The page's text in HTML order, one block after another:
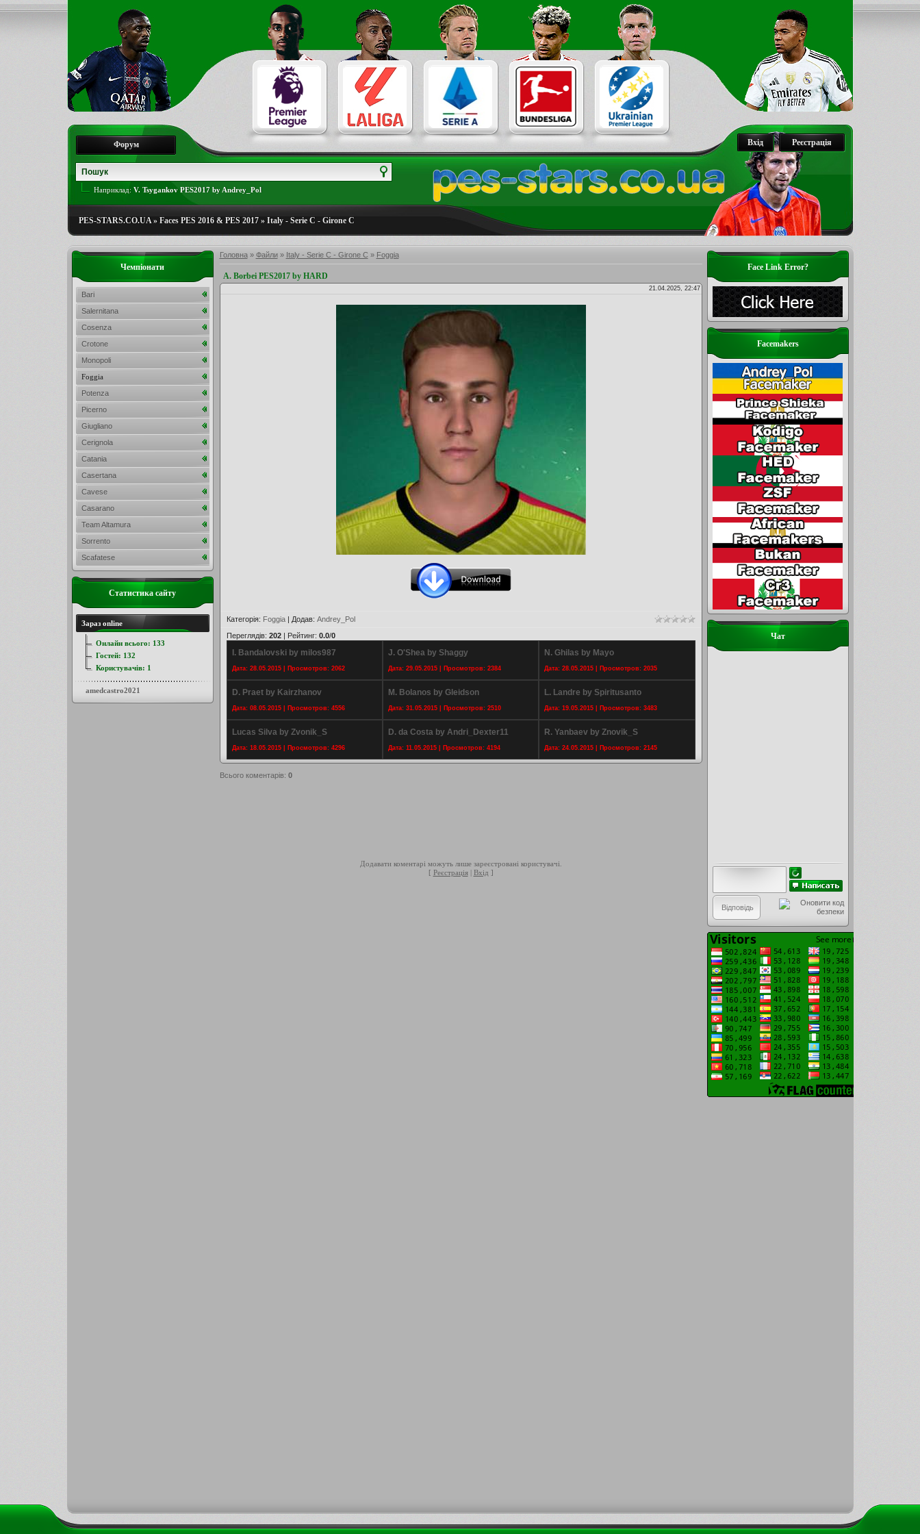
Реєстрація
Вхід
Форум
Наприклад: V. Tsygankov PES2017 by Andrey_Pol
PES-STARS.CO.UA» Faces PES 2016 & PES 2017» Italy - Serie C - Girone C
Головна» Файли» Italy - Serie C - Girone C» Foggia
A. Borbei PES2017 by HARD
21.04.2025, 22:47
Категорія: Foggia| Додав: Andrey_Pol
Переглядів: 202| Рейтинг: 0.0/0
I. Bandalovski by milos987
Дата: 28.05.2015 | Просмотров: 2062
J. O'Shea by Shaggy
Дата: 29.05.2015 | Просмотров: 2384
N. Ghilas by Mayo
Дата: 28.05.2015 | Просмотров: 2035
D. Praet by Kairzhanov
Дата: 08.05.2015 | Просмотров: 4556
M. Bolanos by Gleidson
Дата: 31.05.2015 | Просмотров: 2510
L. Landre by Spiritusanto
Дата: 19.05.2015 | Просмотров: 3483
Lucas Silva by Zvonik_S
Дата: 18.05.2015 | Просмотров: 4296
D. da Costa by Andri_Dexter11
Дата: 11.05.2015 | Просмотров: 4194
R. Yanbaev by Znovik_S
Дата: 24.05.2015 | Просмотров: 2145
Всього коментарів: 0
Додавати коментарі можуть лише зареєстровані користувачі.
[ Реєстрація| Вхід ]
Face Link Error?
Facemakers
Чат
Чемпіонати
Bari
Salernitana
Cosenza
Crotone
Monopoli
Foggia
Potenza
Picerno
Giugliano
Cerignola
Catania
Casertana
Cavese
Casarano
Team Altamura
Sorrento
Scafatese
Статистика сайту
Зараз online
Онлайн всього: 133
Гостей: 132
Користувачів: 1
amedcastro2021